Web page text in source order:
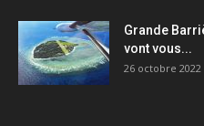
Grande
vont vous...
26 octobre 2022